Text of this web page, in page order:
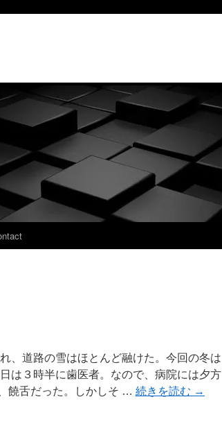
、道路の雪はほとんど融けた。今回の冬は
は３時半に歯医者。なので、病院には夕方
饒舌だった。しかしそ … 続きを読む →